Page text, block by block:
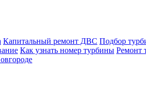
Капитальный ремонт ДВС Подбор
Как узнать номер турбины Ремонт